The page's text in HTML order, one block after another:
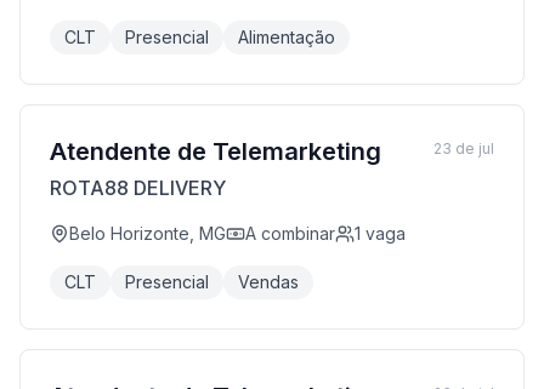
CLT Presencial Alimentação
Atendente de Telemarketing
ROTA88 DELIVERY
Belo Horizonte, MG A combinar 1 vaga
CLT Presencial Vendas
23 de jul